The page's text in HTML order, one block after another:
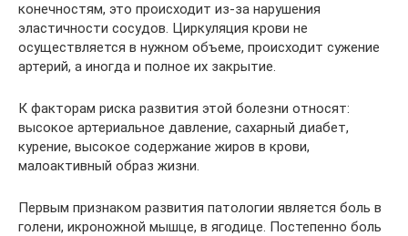
конечностям, это происходит из-за нарушения
эластичности сосудов. Циркуляция крови не
осуществляется в нужном объеме, происходит сужение
артерий, а иногда и полное их закрытие.
К факторам риска развития этой болезни относят:
высокое артериальное давление, сахарный диабет,
курение, высокое содержание жиров в крови,
малоактивный образ жизни.
Первым признаком развития патологии является боль в
голени, икроножной мышце, в ягодице. Постепенно боль